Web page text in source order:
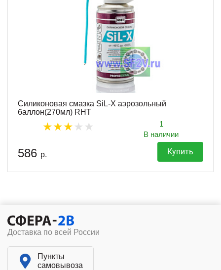
Силиконовая смазка SiL-X аэрозольный
баллон(270мл) RHT
1
В наличии
586 р. Купить
Доставка по всей России
Пункты
самовывоза